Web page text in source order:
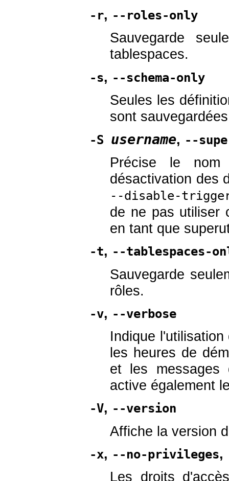
-r, --roles-only
Sauvegarde
tablespaces.
-s, --schema-only
Seules les
sont
-S username, --
Précise le
désactivation des
--disable-
de ne pas utiliser
en tant que
-t, --tablespaces-
Sauvegarde
rôles.
-v, --verbose
Indique
les heures de
et les messages
active également
-V, --version
Affiche la version
-x, --no-privileges,
Les droits